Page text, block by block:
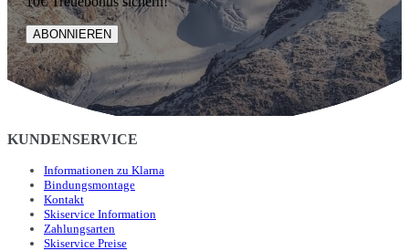
ABONNIEREN
KUNDENSERVICE
Informationen zu Klarna
Bindungsmontage
Kontakt
Skiservice Information
Zahlungsarten
Skiservice Preise